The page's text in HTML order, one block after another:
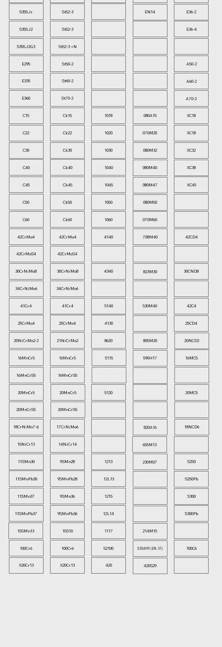
S355Jr
S355J2
S355J2G3
E295
E335
E360
C15
C22
C30
C40
C45
C50
C60
42CrMo4
42CrMoS4
30CrNiMo8
34CrNiMo6
41Cr4
25CrMo4
20NiCrMo2-2
16MnCr5
16MnCrS5
20MnCr5
20MnCrS5
18CrNiMo7-6
15NiCr13
11SMn30
11SMnPb30
11SMn37
11SMnPb37
15SMn13
100Cr6
X20Cr13
St52-3
St52-3
St52-3 +N
St50-2
St60-2
St70-2
Ck15
Ck22
Ck30
Ck40
Ck45
Ck50
Ck60
42CrMo4
42CrMoS4
30CrNiMo8
34CrNiMo6
41Cr4
25CrMo4
21NiCrMo2
16MnCr5
16MnCrS5
20MnCr5
20MnCrS5
17CrNiMo6
14NiCr14
9SMn28
9SMnPb28
9SMn36
9SMnPb36
15S10
100Cr6
X20Cr13
1018
1020
1030
1040
1045
1050
1060
4140
4340
5140
4130
8620
5115
5120
1213
12L13
1215
12L14
1117
52100
420
EN14
080A15
070M20
080M32
080M40
080M47
080M50
070M60
708M40
823M30
530M40
805M20
590H17
820A16
655M13
230M07
214M15
535A99 (EN 31)
420S29
E36-2
E36-4
A50-2
A60-2
A70-2
XC18
XC18
XC32
XC38
XC45
42CD4
30CND8
42C4
25CD4
20NCD2
16MC5
20MC5
18NCD6
S250
S250Pb
S300
S300Pb
100C6